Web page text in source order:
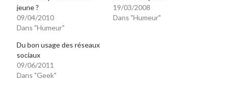
jeune ?
09/04/2010
Dans "Humeur"
19/03/2008
Dans "Humeur"
Du bon usage des réseaux
sociaux
09/06/2011
Dans "Geek"